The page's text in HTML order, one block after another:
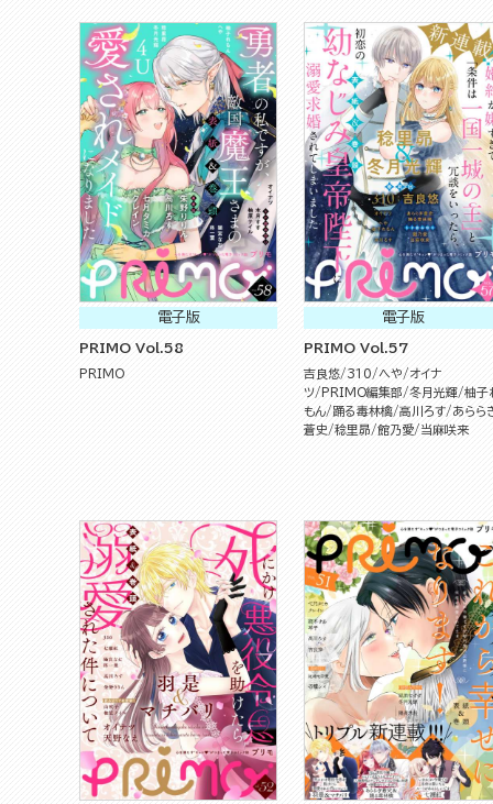
電子版
PRIMO Vol.58
PRIMO
電子版
PRIMO Vol.57
吉良悠 310 へや
オイナ
ツ
PRIMO編集部 冬月光輝 柚子
もん
踊る毒林檎 高川ろす
あらら
蒼史
稔里昴 館乃愛 当麻咲来